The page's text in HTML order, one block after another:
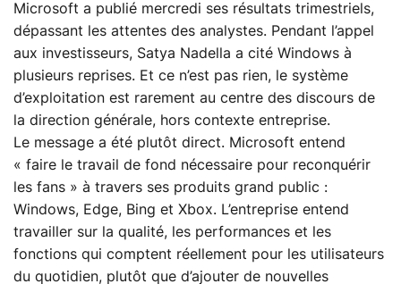
Microsoft a publié mercredi ses résultats trimestriels,
dépassant les attentes des analystes. Pendant l’appel
aux investisseurs, Satya Nadella a cité Windows à
plusieurs reprises. Et ce n’est pas rien, le système
d’exploitation est rarement au centre des discours de
la direction générale, hors contexte entreprise.
Le message a été plutôt direct. Microsoft entend
« faire le travail de fond nécessaire pour reconquérir
les fans » à travers ses produits grand public :
Windows, Edge, Bing et Xbox. L’entreprise entend
travailler sur la qualité, les performances et les
fonctions qui comptent réellement pour les utilisateurs
du quotidien, plutôt que d’ajouter de nouvelles